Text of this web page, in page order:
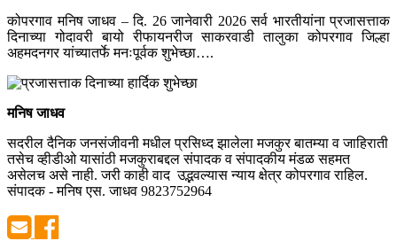
कोपरगाव मनिष जाधव – दि. 26 जानेवारी 2026 सर्व भारतीयांना प्रजासत्ताक
दिनाच्या गोदावरी बायो रीफायनरीज साकरवाडी तालुका कोपरगाव जिल्हा
अहमदनगर यांच्यातर्फे मनःपूर्वक शुभेच्छा….
मनिष जाधव
सदरील दैनिक जनसंजीवनी मधील प्रसिध्द झालेला मजकुर बातम्या व जाहिराती
तसेच व्हीडीओ यासांठी मजकुराबद्दल संपादक व संपादकीय मंडळ सहमत
असेलच असे नाही. जरी काही वाद उद्भवल्यास न्याय क्षेत्र कोपरगाव राहिल.
संपादक - मनिष एस. जाधव 9823752964